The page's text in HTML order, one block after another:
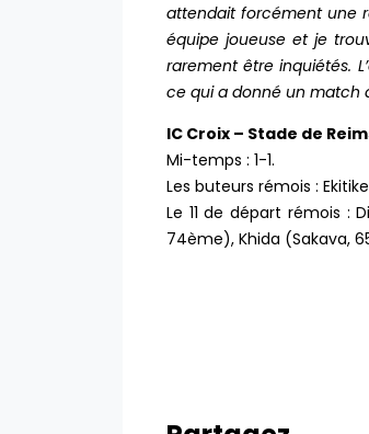
attendait forcément une
équipe joueuse et je
rarement être inquiétés.
ce qui a donné un match
IC Croix – Stade de
Mi-temps : 1-1.
Les buteurs rémois :
Le 11 de départ rémois :
74ème), Khida (Sakava,